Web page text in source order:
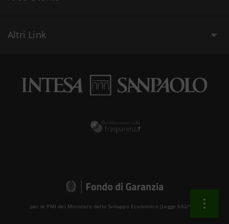
Altri Link
per le PMI del Ministero dello Sviluppo Economico (Legge 662/96 )